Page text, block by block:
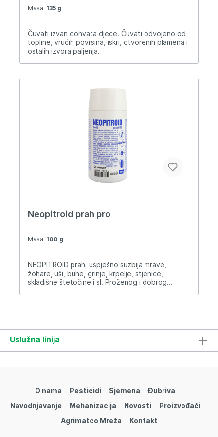
Masa: 135 g
Čuvati izvan dohvata djece. Čuvati odvojeno od
topline, vrućih površina, iskri, otvorenih plamena i
ostalih izvora paljenja.
Neopitroid prah pro
Masa: 100 g
NEOPITROID prah uspješno suzbija mrave,
žohare, uši, buhe, grinje, krpelje, stjenice,
skladišne štetočine i sl. Proženog i dobrog
Uslužna linija
O nama Pesticidi Sjemena
Đubriva
Navodnjavanje
Mehanizacija Novosti
Proizvođači
Agrimatco Mreža
Kontakt